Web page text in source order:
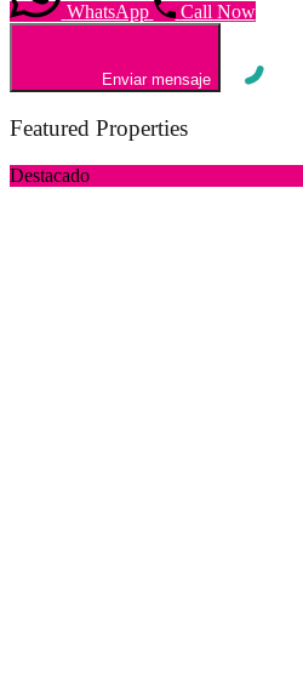
WhatsApp Call Now
Enviar mensaje
Featured Properties
Destacado